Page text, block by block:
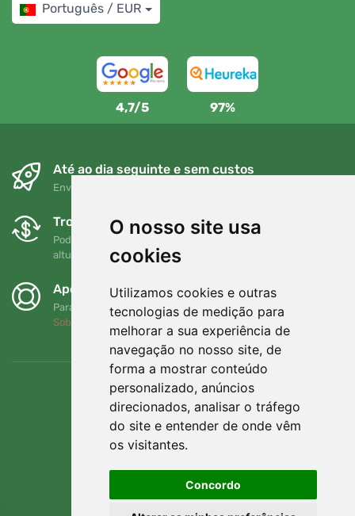
O nosso site usa
cookies
Utilizamos cookies e outras
tecnologias de medição para
melhorar a sua experiência de
navegação no nosso site, de
forma a mostrar conteúdo
personalizado, anúncios
direcionados, analisar o tráfego
do site e entender de onde vêm
os visitantes.
Concordo
Português / EUR
4,7/5 97%
Até ao dia seguinte e sem custos
Envio gratuito para encomendas superiores a 80 EUR
Trocas e devoluções gratuitas
Pode devolver ou trocar a sua encomenda em qualquer
altura no prazo de 90 dias
Apoiamos a Trees.org
Para cada encomenda plantamos uma árvore! Leia mais
Sobre nós